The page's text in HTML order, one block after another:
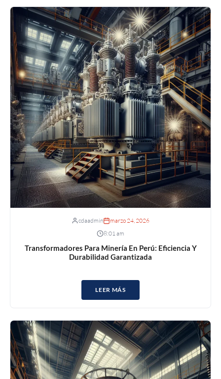
cdaadmin
marzo 24, 2026
8:01 am
Transformadores Para Minería En Perú: Eficiencia Y
Durabilidad Garantizada
LEER MÁS